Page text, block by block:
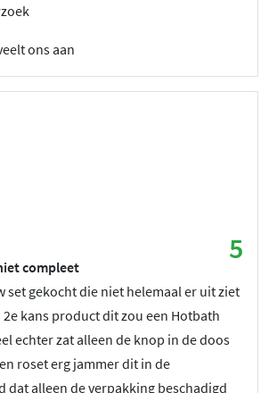
ons aan
5
compleet
set gekocht die niet helemaal er uit ziet
2e kans product dit zou een Hotbath
echter zat alleen de knop in de doos
roset erg jammer dit in de
dat alleen de verpakking beschadigd